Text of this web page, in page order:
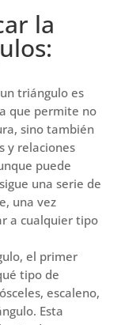
la
triángulo es
que permite no
sino también
y relaciones
puede
una serie de
una vez
a cualquier tipo
el primer
tipo de
escaleno,
Esta